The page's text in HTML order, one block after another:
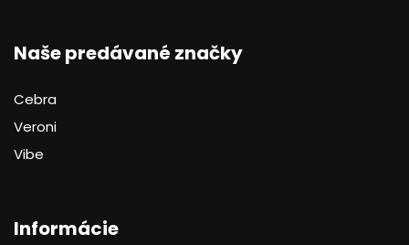
Naše predávané značky
Cebra
Veroni
Vibe
Informácie